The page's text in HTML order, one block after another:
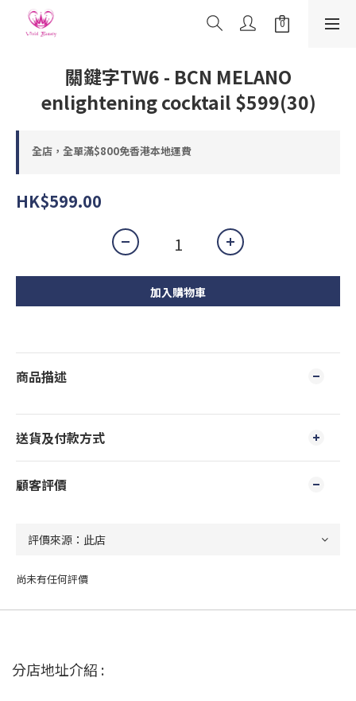
關鍵字TW6 - BCN MELANO
enlightening cocktail $599(30)
全店，全單滿$800免香港本地運費
HK$599.00
加入購物車
商品描述
送貨及付款方式
顧客評價
尚未有任何評價
分店地址介紹 :